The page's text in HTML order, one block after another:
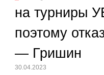
на турниры
поэтому
— Гришин
30.04.2023